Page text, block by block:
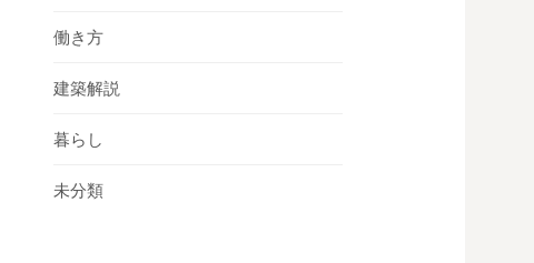
働き方
建築解説
暮らし
未分類